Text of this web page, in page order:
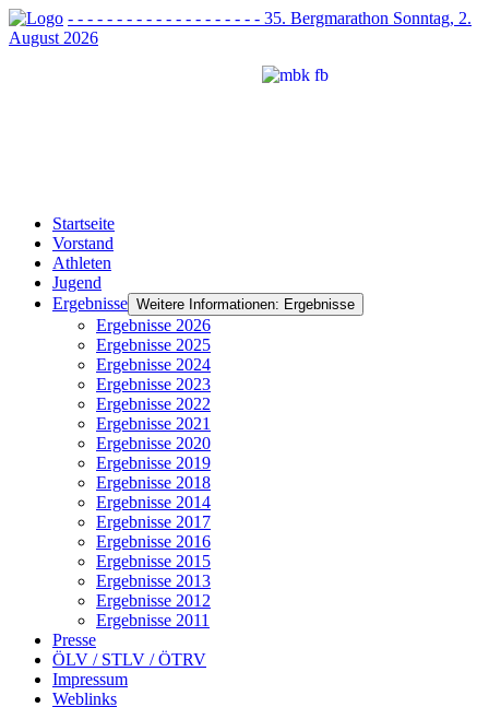
- - - - - - - - - - - - - - - - - - - - 35. Bergmarathon Sonntag, 2.
August 2026
Startseite
Vorstand
Athleten
Jugend
Ergebnisse Weitere Informationen: Ergebnisse
Ergebnisse 2026
Ergebnisse 2025
Ergebnisse 2024
Ergebnisse 2023
Ergebnisse 2022
Ergebnisse 2021
Ergebnisse 2020
Ergebnisse 2019
Ergebnisse 2018
Ergebnisse 2014
Ergebnisse 2017
Ergebnisse 2016
Ergebnisse 2015
Ergebnisse 2013
Ergebnisse 2012
Ergebnisse 2011
Presse
ÖLV / STLV / ÖTRV
Impressum
Weblinks